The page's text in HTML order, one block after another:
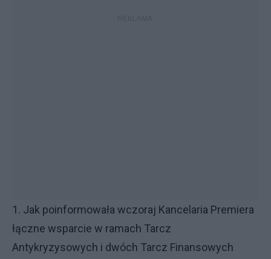
1. Jak poinformowała wczoraj Kancelaria Premiera
łączne wsparcie w ramach Tarcz
Antykryzysowych i dwóch Tarcz Finansowych